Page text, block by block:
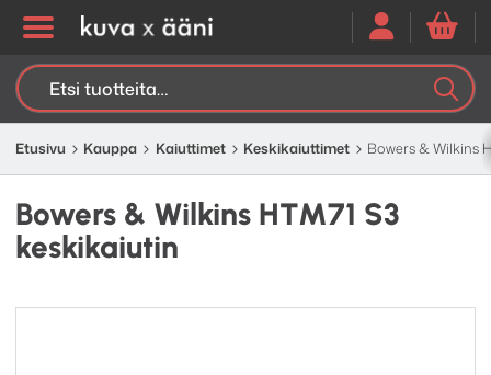
Etsi:
Etusivu Kauppa Kaiuttimet Keskikaiuttimet Bowers & Wilkins
Bowers & Wilkins HTM71 S3
keskikaiutin